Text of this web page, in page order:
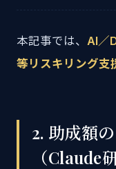
本記事では、 AI／
等リスキリング支
2. 助成額
（Claude